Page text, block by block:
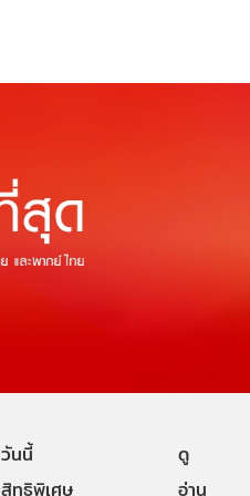
วันนี้
ดู
สิทธิพิเศษ
อ่าน